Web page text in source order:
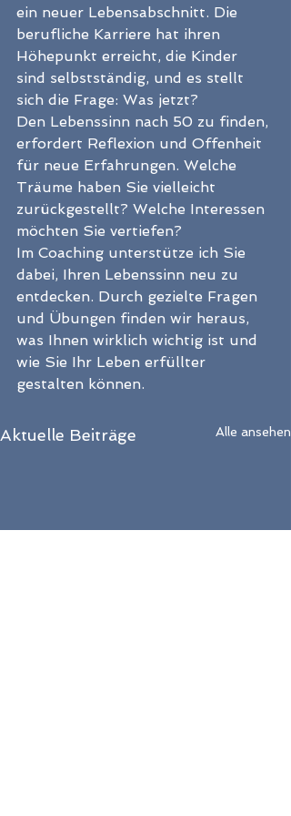
ein neuer Lebensabschnitt. Die
berufliche Karriere hat ihren
Höhepunkt erreicht, die Kinder
sind selbstständig, und es stellt
sich die Frage: Was jetzt?
Den Lebenssinn nach 50 zu finden,
erfordert Reflexion und Offenheit
für neue Erfahrungen. Welche
Träume haben Sie vielleicht
zurückgestellt? Welche Interessen
möchten Sie vertiefen?
Im Coaching unterstütze ich Sie
dabei, Ihren Lebenssinn neu zu
entdecken. Durch gezielte Fragen
und Übungen finden wir heraus,
was Ihnen wirklich wichtig ist und
wie Sie Ihr Leben erfüllter
gestalten können.
Aktuelle Beiträge Alle ansehen